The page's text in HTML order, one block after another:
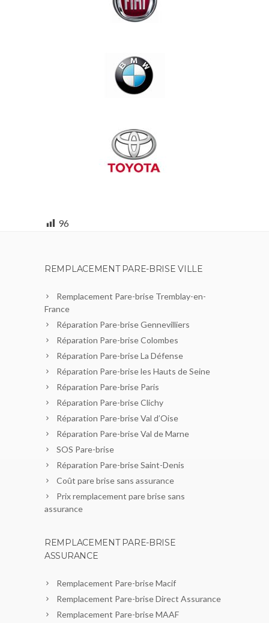
96
REMPLACEMENT PARE-BRISE VILLE
Remplacement Pare-brise Tremblay-en-
France
Réparation Pare-brise Gennevilliers
Réparation Pare-brise Colombes
Réparation Pare-brise La Défense
Réparation Pare-brise les Hauts de Seine
Réparation Pare-brise Paris
Réparation Pare-brise Clichy
Réparation Pare-brise Val d’Oise
Réparation Pare-brise Val de Marne
SOS Pare-brise
Réparation Pare-brise Saint-Denis
Coût pare brise sans assurance
Prix remplacement pare brise sans
assurance
REMPLACEMENT PARE-BRISE
ASSURANCE
Remplacement Pare-brise Macif
Remplacement Pare-brise Direct Assurance
Remplacement Pare-brise MAAF